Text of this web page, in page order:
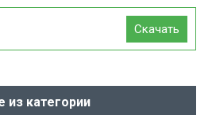
Скачать
из категории